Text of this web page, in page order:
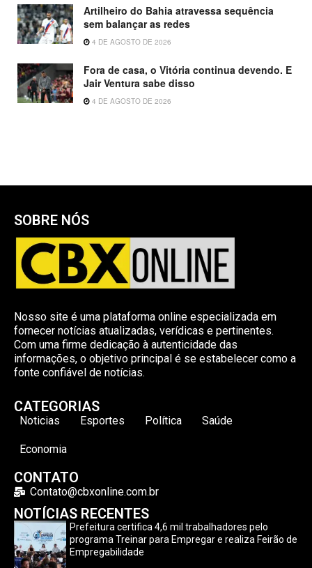
Artilheiro do Bahia atravessa sequência
sem balançar as redes
4 DE AGOSTO DE 2026
Fora de casa, o Vitória continua devendo. E
Jair Ventura sabe disso
4 DE AGOSTO DE 2026
SOBRE NÓS
Nosso site é uma plataforma online especializada em
fornecer notícias atualizadas, verídicas e pertinentes.
Com uma firme dedicação à autenticidade das
informações, o objetivo principal é se estabelecer como a
fonte confiável de notícias.
CATEGORIAS
Noticias Esportes Política Saúde
Economia
CONTATO
Contato@cbxonline.com.br
NOTÍCIAS RECENTES
Prefeitura certifica 4,6 mil trabalhadores pelo
programa Treinar para Empregar e realiza Feirão de
Empregabilidade